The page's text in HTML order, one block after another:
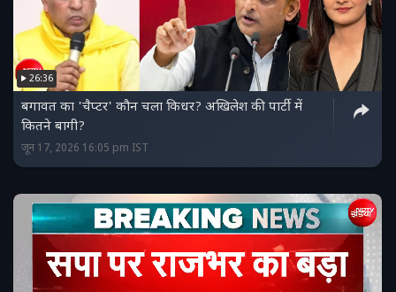
26:36
बगावत का 'चैप्टर' कौन चला किधर? अखिलेश की पार्टी में
कितने बागी?
जून 17, 2026 16:05 pm IST